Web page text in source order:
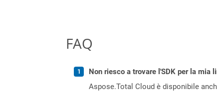
FAQ
Non riesco a trovare l'SDK per la mia
Aspose.Total Cloud è disponibile